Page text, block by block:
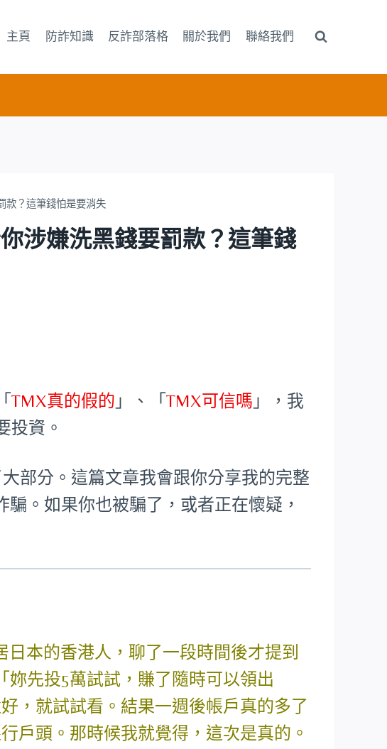
主頁 防詐知識 反詐部落格 關於我們 聯絡我們
款？這筆錢怕是要消失
涉嫌洗黑錢要罰款？這筆錢
TMX真的假的 」、「TMX可信嗎 」，我
投資。
部分。這篇文章我會跟你分享我的完整
。如果你也被騙了，或者正在懷疑，
本的香港人，聊了一段時間後才提到
先投5萬試試，賺了隨時可以領出
，就試試看。結果一週後帳戶真的多了
戶頭。那時候我就覺得，這次是真的。